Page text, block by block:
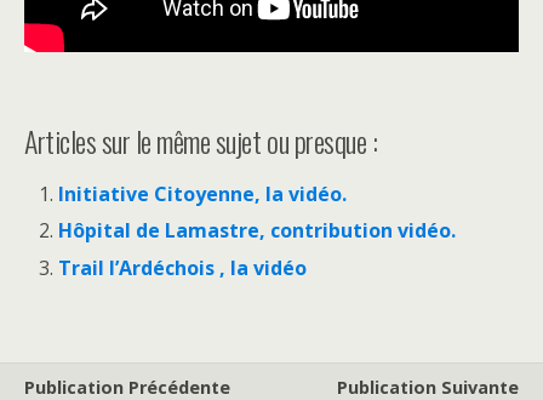
Articles sur le même sujet ou presque :
Initiative Citoyenne, la vidéo.
Hôpital de Lamastre, contribution vidéo.
Trail l’Ardéchois , la vidéo
Publication Précédente
Publication Suivante